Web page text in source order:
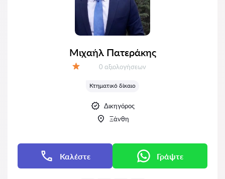
Μιχαήλ Πατεράκης
Αξιολογήσεις:
0 αξιολογήσεων
Κτηματικό δίκαιο
Δικηγόρος
Ξάνθη
Καλέστε Γράψτε